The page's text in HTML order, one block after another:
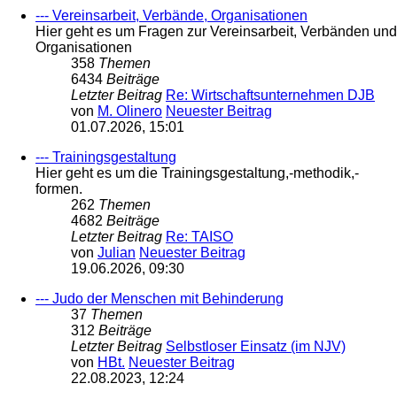
--- Vereinsarbeit, Verbände, Organisationen
Hier geht es um Fragen zur Vereinsarbeit, Verbänden und
Organisationen
358 Themen
6434 Beiträge
Letzter Beitrag Re: Wirtschaftsunternehmen DJB
von M. Olinero Neuester Beitrag
01.07.2026, 15:01
--- Trainingsgestaltung
Hier geht es um die Trainingsgestaltung,-methodik,-
formen.
262 Themen
4682 Beiträge
Letzter Beitrag Re: TAISO
von Julian Neuester Beitrag
19.06.2026, 09:30
--- Judo der Menschen mit Behinderung
37 Themen
312 Beiträge
Letzter Beitrag Selbstloser Einsatz (im NJV)
von HBt. Neuester Beitrag
22.08.2023, 12:24